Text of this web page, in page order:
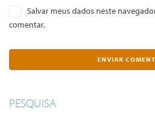
Salvar meus dados neste
comentar.
PESQUISA